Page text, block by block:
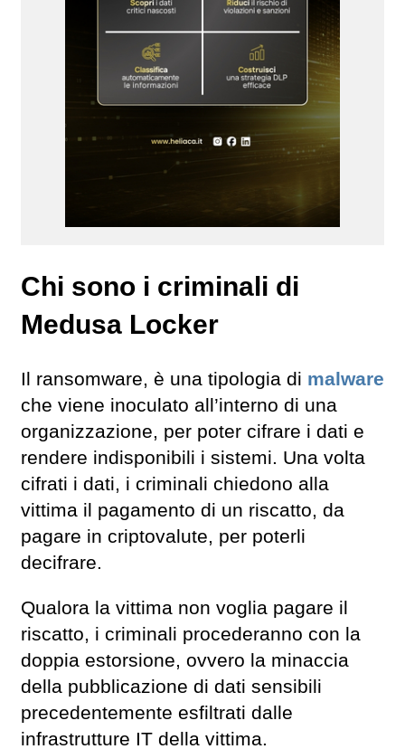
Chi sono i criminali di
Medusa Locker
Il ransomware, è una tipologia di malware
che viene inoculato all’interno di una
organizzazione, per poter cifrare i dati e
rendere indisponibili i sistemi. Una volta
cifrati i dati, i criminali chiedono alla
vittima il pagamento di un riscatto, da
pagare in criptovalute, per poterli
decifrare.
Qualora la vittima non voglia pagare il
riscatto, i criminali procederanno con la
doppia estorsione, ovvero la minaccia
della pubblicazione di dati sensibili
precedentemente esfiltrati dalle
infrastrutture IT della vittima.